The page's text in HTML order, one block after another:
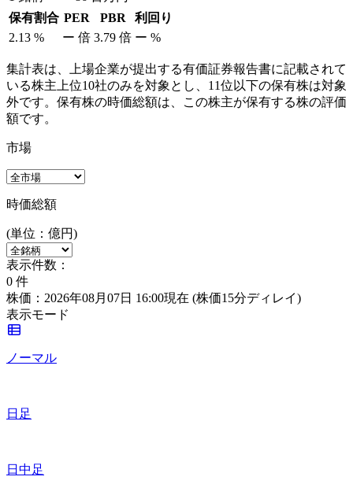
保有割合 PER PBR
利回り
2.13 % ー 倍 3.79 倍 ー %
集計表は、上場企業が提出する有価証券報告書に記載されて
いる株主上位10社のみを対象とし、11位以下の保有株は対象
外です。保有株の時価総額は、この株主が保有する株の評価
額です。
市場
時価総額
(単位：億円)
表示件数：
0 件
株価：2026年08月07日 16:00現在 (株価15分ディレイ)
表示モード
ノーマル
日足
日中足